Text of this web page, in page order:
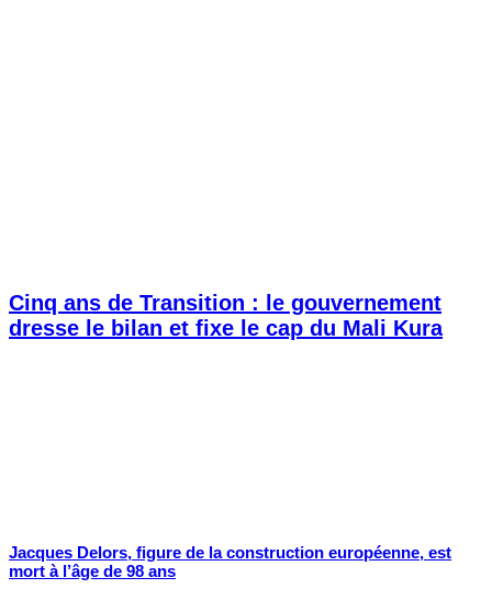
Cinq ans de Transition : le gouvernement
dresse le bilan et fixe le cap du Mali Kura
Jacques Delors, figure de la construction européenne, est
mort à l’âge de 98 ans